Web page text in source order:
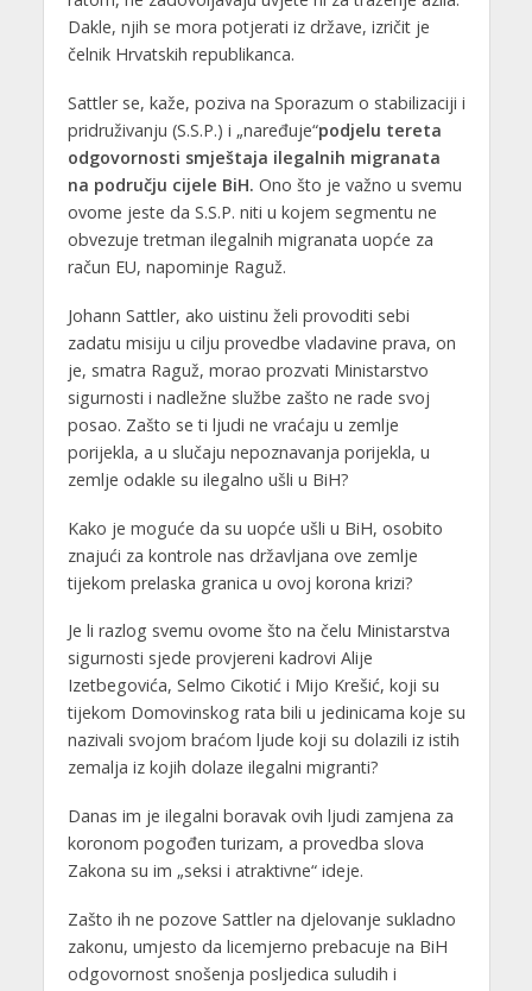
Dakle, njih se mora potjerati iz države, izričit je
čelnik Hrvatskih republikanca.
Sattler se, kaže, poziva na Sporazum o stabilizaciji i
pridruživanju (S.S.P.) i „naređuje“podjelu tereta
odgovornosti smještaja ilegalnih migranata
na području cijele BiH. Ono što je važno u svemu
ovome jeste da S.S.P. niti u kojem segmentu ne
obvezuje tretman ilegalnih migranata uopće za
račun EU, napominje Raguž.
Johann Sattler, ako uistinu želi provoditi sebi
zadatu misiju u cilju provedbe vladavine prava, on
je, smatra Raguž, morao prozvati Ministarstvo
sigurnosti i nadležne službe zašto ne rade svoj
posao. Zašto se ti ljudi ne vraćaju u zemlje
porijekla, a u slučaju nepoznavanja porijekla, u
zemlje odakle su ilegalno ušli u BiH?
Kako je moguće da su uopće ušli u BiH, osobito
znajući za kontrole nas državljana ove zemlje
tijekom prelaska granica u ovoj korona krizi?
Je li razlog svemu ovome što na čelu Ministarstva
sigurnosti sjede provjereni kadrovi Alije
Izetbegovića, Selmo Cikotić i Mijo Krešić, koji su
tijekom Domovinskog rata bili u jedinicama koje su
nazivali svojom braćom ljude koji su dolazili iz istih
zemalja iz kojih dolaze ilegalni migranti?
Danas im je ilegalni boravak ovih ljudi zamjena za
koronom pogođen turizam, a provedba slova
Zakona su im „seksi i atraktivne“ ideje.
Zašto ih ne pozove Sattler na djelovanje sukladno
zakonu, umjesto da licemjerno prebacuje na BiH
odgovornost snošenja posljedica suludih i